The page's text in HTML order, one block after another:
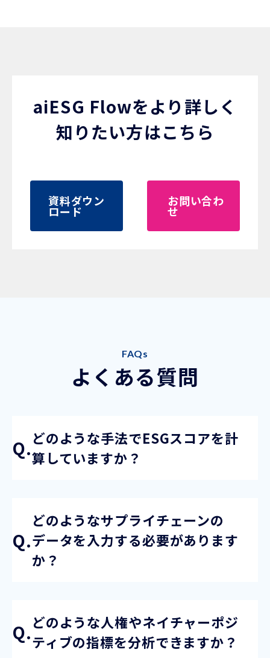
aiESG Flowをより詳しく
知りたい方はこちら
資料ダウン
ロード
お問い合わ
せ
FAQs
よくある質問
どのような手法でESGスコアを計
算していますか？
産業連関分析という経済分析の手法を、環境と人
権についても分析できるよう拡張を施しています。
分析に必要な産業間のサプライチェーン構造は、
ています。
どのようなサプライチェーンの
データを入力する必要があります
か？
製品・サービスに使用している原材料の品目とコ
ストのみで分析が可能です。aiESGが保有するサプ
どのような人権やネイチャーポジ
ティブの指標を分析できますか？
国際機関の発表している指標や学術研究のために
収集した指標など、合わせて3000以上の指標がご